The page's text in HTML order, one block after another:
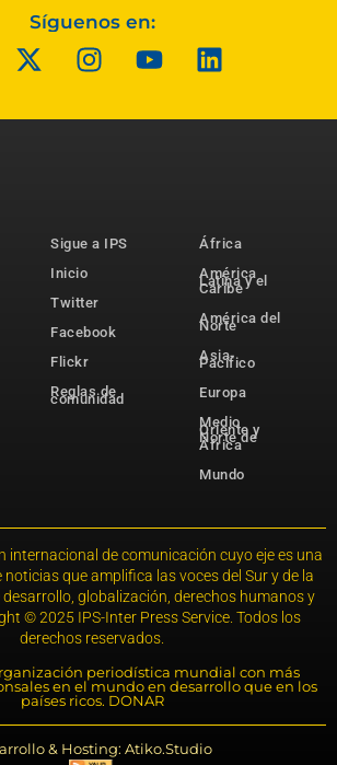
Síguenos en:
Sigue a IPS
Inicio
Twitter
Facebook
Flickr
Reglas de
comunidad
África
América
Latina y el
Caribe
América del
Norte
Asia-
Pacífico
Europa
Medio
Oriente y
Norte de
África
Mundo
internacional de comunicación cuyo eje es una
que amplifica las voces del Sur y de la
globalización, derechos humanos y
© 2025 IPS-Inter Press Service. Todos los
derechos reservados.
periodística mundial con más
en el mundo en desarrollo que en los
países ricos. DONAR
& Hosting: Atiko.Studio